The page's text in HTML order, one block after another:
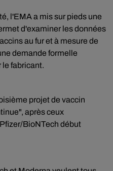
l'EMA a mis sur pieds une
d'examiner les données
au fur et à mesure de
demande formelle
fabricant.
projet de vaccin
après ceux
BioNTech début